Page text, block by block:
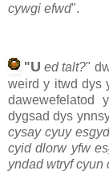
cywgi efwd".
"U ed talt?"
weird y itwd dys
dawewefelatod
dygsad dys
cysay cyuy
cyid dlorw yfw
yndad wtryf cyun